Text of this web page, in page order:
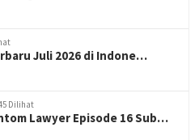
Juli 2026 di Indone…
Dilihat
Lawyer Episode 16 Sub…